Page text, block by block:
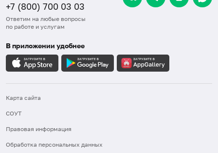
+7 (800) 700 03 03
Ответим на любые вопросы
по работе и услугам
В приложении удобнее
Карта сайта
СОУТ
Правовая информация
Обработка персональных данных